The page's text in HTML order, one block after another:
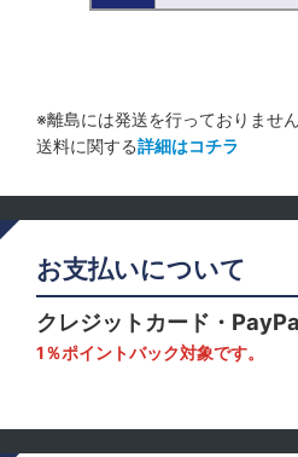
※離島には発送を行っておりません
送料に関する詳細はコチラ
お支払いについて
クレジットカード・
1％ポイントバック対象です。